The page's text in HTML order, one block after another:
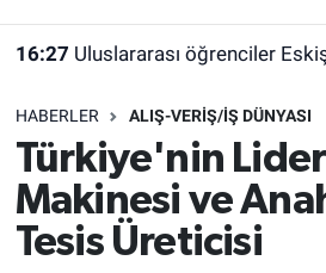
16:27 Uluslararası öğrenciler
HABERLER ALIŞ-VERIŞ/İŞ DÜNYASI
Türkiye'nin
Makinesi ve
Tesis Üreticisi
Gündem
Türkiye
Dünya
Eskişehirspor Arşivi
Eskişehir Arşivi
Röportaj
Süper Lig Puan Durumu ve
Tüm Manşetler
Son Dakika Haberleri